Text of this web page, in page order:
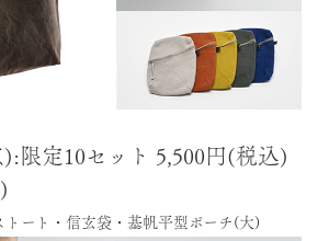
限定10セット 5,500円(税込)
トート・信玄袋・基帆平型ポーチ(大)